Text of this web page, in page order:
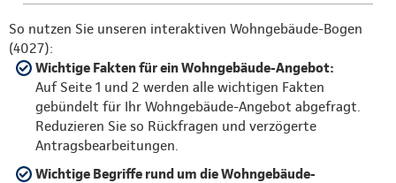
So nutzen Sie unseren interaktiven Wohngebäude-Bogen
(4027):
Wichtige Fakten für ein Wohngebäude-Angebot:
Auf Seite 1 und 2 werden alle wichtigen Fakten
gebündelt für Ihr Wohngebäude-Angebot abgefragt.
Reduzieren Sie so Rückfragen und verzögerte
Antragsbearbeitungen.
Wichtige Begriffe rund um die Wohngebäude-